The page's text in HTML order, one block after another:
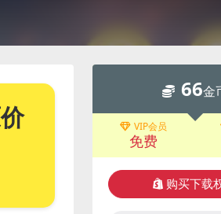
66金
VIP会员
免费
购买下载